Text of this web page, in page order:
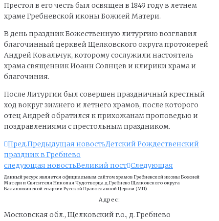
Престол в его честь был освящен в 1849 году в летнем
храме Гребневской иконы Божией Матери.
В день праздник Божественную литургию возглавил
благочинный церквей Щелковского округа протоиерей
Андрей Ковальчук, которому сослужили настоятель
храма священник Иоанн Солнцев и клирики храма и
благочиния.
После Литургии был совершен праздничный крестный
ход вокруг зимнего и летнего храмов, после которого
отец Андрей обратился к прихожанам проповедью и
поздравлениями с престольным праздником.
Пред.Предыдущая новостьДетский Рождественский
праздник в Гребнево
следующая новостьВеликий пост Следующая
Данный ресурс является официальным сайтом храмов Гребневской иконы Божией
Матери и Cвятителя Николая Чудотворца д.Гребнево Щелковского округа
Балашихинской епархии Русской Православной Церкви (МП)
Адрес:
Московская обл., Щелковский г.о., д. Гребнево